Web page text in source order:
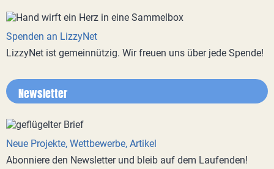
Spenden an LizzyNet
LizzyNet ist gemeinnützig. Wir freuen uns über jede Spende!
Newsletter
Neue Projekte, Wettbewerbe, Artikel
Abonniere den Newsletter und bleib auf dem Laufenden!